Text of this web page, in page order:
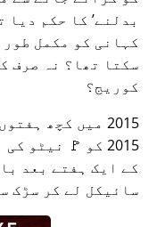
بدلنے کا حکم دیا
کہانی کو مکمل
سکتا تھا؟ نہ صرف
کوریج؟
2015 کو 🚩
کے ایک ہفتے بعد
سائیکل لے کر سڑک